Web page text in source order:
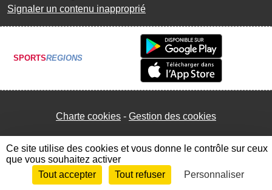
Signaler un contenu inapproprié
SPORTSREGIONS
Charte cookies Gestion des cookies
Envie de participer ? Connexion
Ce site utilise des cookies et vous donne le contrôle sur ceux
que vous souhaitez activer
Tout accepter
Tout refuser Personnaliser